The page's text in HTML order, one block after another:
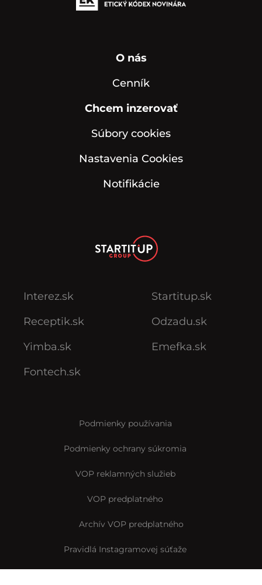
O nás
Cenník
Chcem inzerovať
Súbory cookies
Nastavenia Cookies
Notifikácie
Interez.sk
Receptik.sk
Yimba.sk
Fontech.sk
Startitup.sk
Odzadu.sk
Emefka.sk
Podmienky používania
Podmienky ochrany súkromia
VOP reklamných služieb
VOP predplatného
Archív VOP predplatného
Pravidlá Instagramovej súťaže